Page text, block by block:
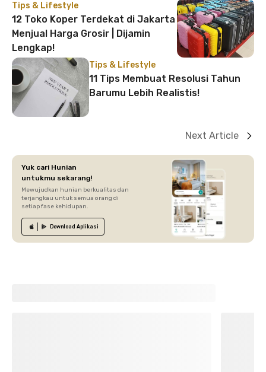
Tips & Lifestyle
12 Toko Koper Terdekat di Jakarta
Menjual Harga Grosir | Dijamin
Lengkap!
Tips & Lifestyle
11 Tips Membuat Resolusi Tahun
Barumu Lebih Realistis!
Next Article
Yuk cari Hunian
untukmu sekarang!
Mewujudkan hunian berkualitas dan
terjangkau untuk semua orang di
setiap fase kehidupan.
Download Aplikasi